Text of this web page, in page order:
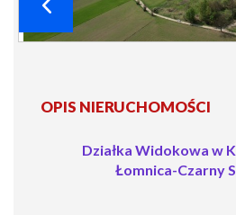
OPIS NIERUCHOMOŚCI
Działka Widokowa w
Łomnica-Czarny